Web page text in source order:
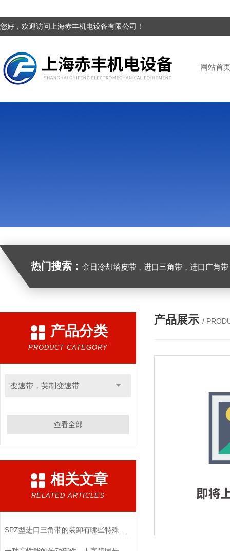
您好，欢迎访问上海赤丰机电设备有限公司！
网站首
热门搜索： 金日冷却塔皮带，进口三角带，进口广角带，进口同步带，进口空压机皮
产品分类
PRODUCT CATEGORY
变速带，英制变速带
查看全部
相关文章
RELATED ARTICLES
产品展示 /